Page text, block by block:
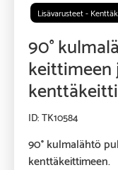
Lisävarusteet -
90°
keittimeen
TK10584
90° kulmalähtö
kenttäkeittimeen.